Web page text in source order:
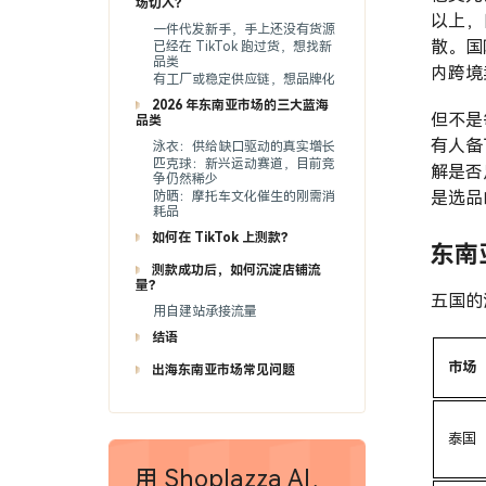
场切入？
一件代发新手，手上还没有货源
已经在 TikTok 跑过货，想找新
品类
有工厂或稳定供应链，想品牌化
2026 年东南亚市场的三大蓝海
品类
泳衣：供给缺口驱动的真实增长
匹克球：新兴运动赛道，目前竞
争仍然稀少
防晒：摩托车文化催生的刚需消
耗品
如何在 TikTok 上测款？
测款成功后，如何沉淀店铺流
量？
用自建站承接流量
结语
出海东南亚市场常见问题
用 Shoplazza AI，
以上
散。
内跨
但不
有人
解是
是选
东南
五国
市场
泰国